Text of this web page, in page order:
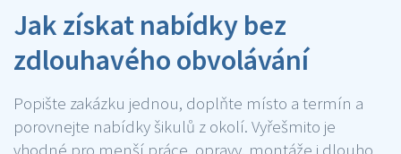
Jak získat nabídky bez
zdlouhavého obvolávání
Popište zakázku jednou, doplňte místo a termín a
porovnejte nabídky šikulů z okolí. Vyřešmito je
vhodné pro menší práce, opravy, montáže i dlouho